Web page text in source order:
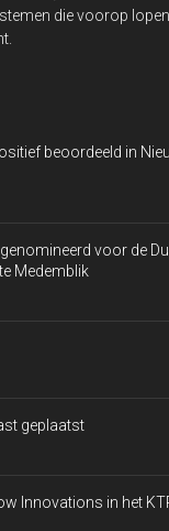
die voorop
beoordeeld in
voor de
Medemblik
geplaatst
Innovations in het